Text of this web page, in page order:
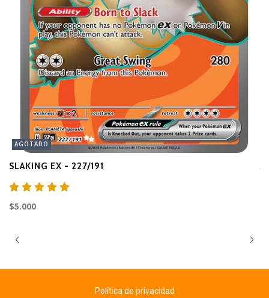
AGOTADO
SLAKING EX - 227/191
$5.000
Política de privacidad